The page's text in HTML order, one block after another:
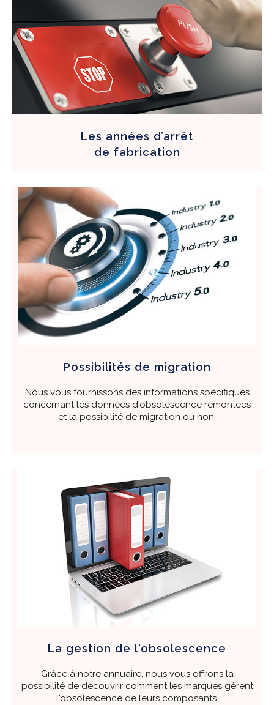
Les années d’arrêt
de fabrication
Possibilités de migration
Nous vous fournissons des informations spécifiques
concernant les données d'obsolescence remontées
et la possibilité de migration ou non.
La gestion de l'obsolescence
Grâce à notre annuaire, nous vous offrons la
possibilité de découvrir comment les marques gèrent
l'obsolescence de leurs composants.